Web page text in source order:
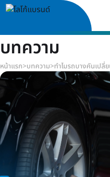
บทความ
หน้าแรก>บทความ>